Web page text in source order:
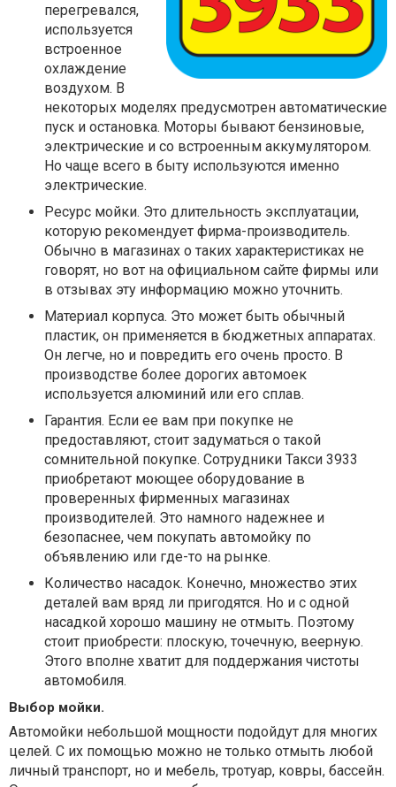
перегревался,
используется
встроенное
охлаждение
воздухом. В
некоторых моделях предусмотрен автоматические
пуск и остановка. Моторы бывают бензиновые,
электрические и со встроенным аккумулятором.
Но чаще всего в быту используются именно
электрические.
Ресурс мойки. Это длительность эксплуатации,
которую рекомендует фирма-производитель.
Обычно в магазинах о таких характеристиках не
говорят, но вот на официальном сайте фирмы или
в отзывах эту информацию можно уточнить.
Материал корпуса. Это может быть обычный
пластик, он применяется в бюджетных аппаратах.
Он легче, но и повредить его очень просто. В
производстве более дорогих автомоек
используется алюминий или его сплав.
Гарантия. Если ее вам при покупке не
предоставляют, стоит задуматься о такой
сомнительной покупке. Сотрудники Такси 3933
приобретают моющее оборудование в
проверенных фирменных магазинах
производителей. Это намного надежнее и
безопаснее, чем покупать автомойку по
объявлению или где-то на рынке.
Количество насадок. Конечно, множество этих
деталей вам вряд ли пригодятся. Но и с одной
насадкой хорошо машину не отмыть. Поэтому
стоит приобрести: плоскую, точечную, веерную.
Этого вполне хватит для поддержания чистоты
автомобиля.
Выбор мойки.
Автомойки небольшой мощности подойдут для многих
целей. С их помощью можно не только отмыть любой
личный транспорт, но и мебель, тротуар, ковры, бассейн.